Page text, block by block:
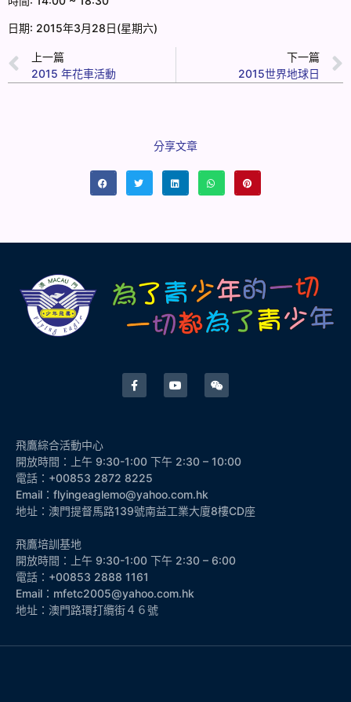
日期: 2015年3月28日(星期六)
上一篇
2015 年花車活動
下一篇
2015世界地球日
分享文章
飛鷹綜合活動中心
開放時間：上午 9:30-1:00 下午 2:30 – 10:00
電話：+00853 2872 8225
Email：flyingeaglemo@yahoo.com.hk
地址：澳門提督馬路139號南益工業大廈8樓CD座
飛鷹培訓基地
開放時間：上午 9:30-1:00 下午 2:30 – 6:00
電話：+00853 2888 1161
Email：mfetc2005@yahoo.com.hk
地址：澳門路環打纜街４６號